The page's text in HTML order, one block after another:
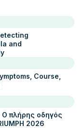
and
Course,
πλήρης οδηγός
2026